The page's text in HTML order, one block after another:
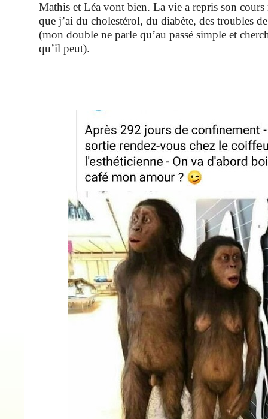
Mathis et Léa vont bien. La vie a repris son cours
que j’ai du cholestérol, du diabète, des troubles
(mon double ne parle qu’au passé simple et
qu’il peut).